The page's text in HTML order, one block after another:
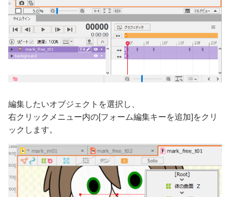
編集したいオブジェクトを選択し、
右クリックメニュー内の[フォーム編集キーを追加]をクリ
ックします。